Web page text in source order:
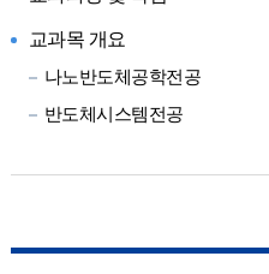
교과목 개요
나노반도체공학전공
반도체시스템전공